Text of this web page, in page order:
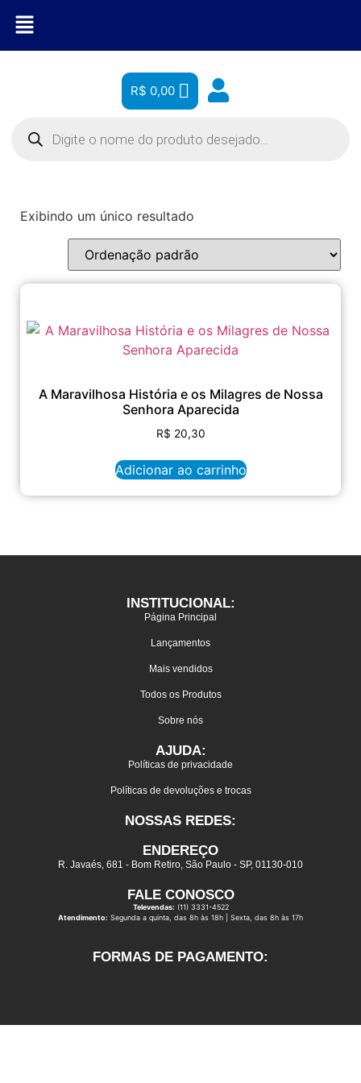
R$ 0,00
Exibindo um único resultado
A Maravilhosa História e os Milagres de Nossa
Senhora Aparecida
R$ 20,30
Adicionar ao carrinho
INSTITUCIONAL:
Página Principal
Lançamentos
Mais vendidos
Todos os Produtos
Sobre nós
AJUDA:
Políticas de privacidade
Políticas de devoluções e trocas
NOSSAS REDES:
ENDEREÇO
R. Javaés, 681 - Bom Retiro, São Paulo - SP, 01130-010
FALE CONOSCO
Televendas: (11) 3331-4522
Atendimento: Segunda a quinta, das 8h às 18h | Sexta, das 8h às 17h
FORMAS DE PAGAMENTO: